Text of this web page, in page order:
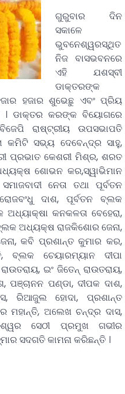
ଗୁରୁବାର ଦିନ
ସକାଳେ
ଭୁବନେଶ୍ୱରସ୍ଥିତ
ନିଜ ବାସଭବନରେ
ଏହି ଯଶସ୍ବୀ
ଡାକ୍ତରଙ୍କ
ହଜାର ଶୁଭେଛୁ ଏବଂ ପ୍ରିୟ
ଡାକ୍ତର କରଙ୍କ ବିୟୋଗରେ
ରାଷ୍ଟ୍ରୀୟ ଉପସଭାପତି
କମିଟି ସଭ୍ୟ ଦେବେନ୍ଦ୍ର ସାହୁ,
ପ୍ରଭାତ କେଶରୀ ମିଶ୍ର, ଶରତ
ଶୋଭନ କର,ସ୍ୱାଭିମାନ
ନେତା ତଥା ପୂର୍ବତନ
ଦାଶ, ପୂର୍ବତନ ବ୍ଲକ
କନକଳତା ବେହେରା,
ଅଧ୍ୟକ୍ଷ ରାଜକିଶୋର ଜେନା,
କବି ପ୍ରଶାନ୍ତ କୁମାର କର,
ବ୍ଲକ ଚେୟାରମ୍ୟାନ ଦୀପା
ଇଂ ଜିତେନ୍ ରାଉତରାୟ,
ପଞ୍ଚାନନ ପଣ୍ଡା, ଦୀପକ ଦାଶ,
ରିଆଜୁଲ ହୋଦା, ପ୍ରଶାନ୍ତ
ମହାନ୍ତି, ଅଲେଖ ଚନ୍ଦ୍ର ଦାସ,
ସେଠୀ ପ୍ରମୁଖ ଗଭୀର
ସଦଗତି କାମନା କରିଛନ୍ତି ।